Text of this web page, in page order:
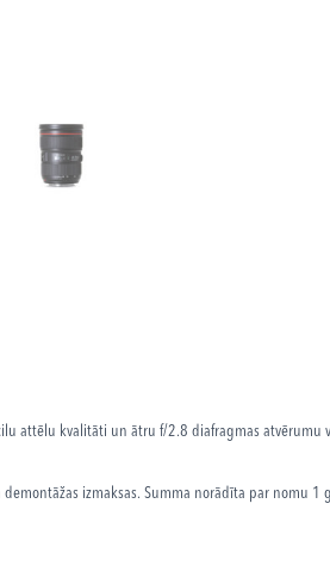
attēlu kvalitāti un ātru f/2.8 diafragmas atvērumu
izmaksas. Summa norādīta par nomu 1